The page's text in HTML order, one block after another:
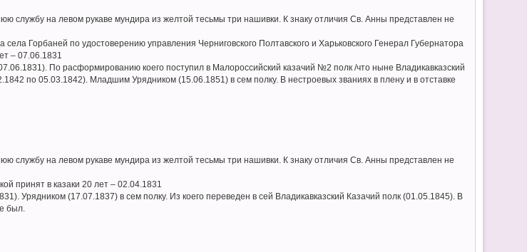
службу на левом рукаве мундира из желтой тесьмы три нашивки. К знаку отличия Св. Анны представлен не
села Горбаней по удостоверению управления Черниговского Полтавского и Харьковского Генерал Губернатора
– 07.06.1831
По расформированию коего поступил в Малороссийский казачий №2 полк /что ныне Владикавказский
по 05.03.1842). Младшим Урядником (15.06.1851) в сем полку. В нестроевых званиях в плену и в отставке
службу на левом рукаве мундира из желтой тесьмы три нашивки. К знаку отличия Св. Анны представлен не
принят в казаки 20 лет – 02.04.1831
Урядником (17.07.1837) в сем полку. Из коего переведен в сей Владикавказский Казачий полк (01.05.1845). В
был.